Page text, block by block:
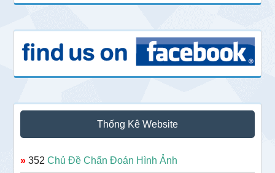
Thống Kê Website
» 352Chủ Đề Chẩn Đoán Hình Ảnh